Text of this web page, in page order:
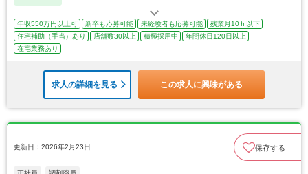
年収550万円以上可 新卒も応募可能 未経験者も応募可能
残業月10ｈ以下
住宅補助（手当）あり
店舗数30以上 積極採用中
年間休日120日以上
在宅業務あり
求人の詳細を見る この求人に興味がある
更新日：2026年2月23日 保存する